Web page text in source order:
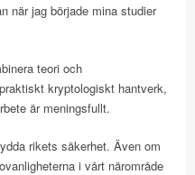
när jag började mina studier
teori och
kryptologiskt hantverk,
är meningsfullt.
rikets säkerhet. Även om
i vårt närområde